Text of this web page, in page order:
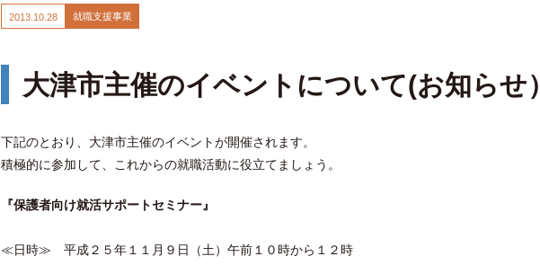
2013. 10.28 就職支援事業
大津市主催のイベントについて(お知らせ）
下記のとおり、大津市主催のイベントが開催されます。
積極的に参加して、これからの就職活動に役立てましょう。
『保護者向け就活サポートセミナー』
≪日時≫ 平成２５年１１月９日（土）午前１０時から１２時